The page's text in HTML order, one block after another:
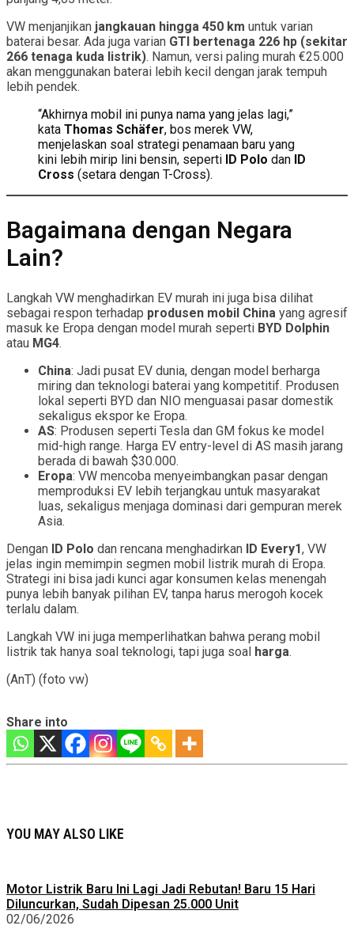
VW menjanjikan jangkauan hingga 450 km untuk varian
baterai besar. Ada juga varian GTI bertenaga 226 hp (sekitar
266 tenaga kuda listrik). Namun, versi paling murah €25.000
akan menggunakan baterai lebih kecil dengan jarak tempuh
lebih pendek.
“Akhirnya mobil ini punya nama yang jelas lagi,”
kata Thomas Schäfer, bos merek VW,
menjelaskan soal strategi penamaan baru yang
kini lebih mirip lini bensin, seperti ID Polo dan ID
Cross (setara dengan T-Cross).
Bagaimana dengan Negara
Lain?
Langkah VW menghadirkan EV murah ini juga bisa dilihat
sebagai respon terhadap produsen mobil China yang agresif
masuk ke Eropa dengan model murah seperti BYD Dolphin
atau MG4.
China: Jadi pusat EV dunia, dengan model berharga
miring dan teknologi baterai yang kompetitif. Produsen
lokal seperti BYD dan NIO menguasai pasar domestik
sekaligus ekspor ke Eropa.
AS: Produsen seperti Tesla dan GM fokus ke model
mid-high range. Harga EV entry-level di AS masih jarang
berada di bawah $30.000.
Eropa: VW mencoba menyeimbangkan pasar dengan
memproduksi EV lebih terjangkau untuk masyarakat
luas, sekaligus menjaga dominasi dari gempuran merek
Asia.
Dengan ID Polo dan rencana menghadirkan ID Every1, VW
jelas ingin memimpin segmen mobil listrik murah di Eropa.
Strategi ini bisa jadi kunci agar konsumen kelas menengah
punya lebih banyak pilihan EV, tanpa harus merogoh kocek
terlalu dalam.
Langkah VW ini juga memperlihatkan bahwa perang mobil
listrik tak hanya soal teknologi, tapi juga soal harga.
(AnT) (foto vw)
Share into
YOU MAY ALSO LIKE
Motor Listrik Baru Ini Lagi Jadi Rebutan! Baru 15 Hari
Diluncurkan, Sudah Dipesan 25.000 Unit
02/06/2026